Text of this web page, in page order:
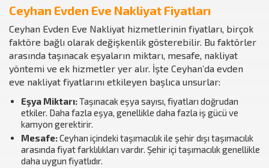
Ceyhan Evden Eve Nakliyat Fiyatları
Ceyhan Evden Eve Nakliyat hizmetlerinin fiyatları, birçok
faktöre bağlı olarak değişkenlik gösterebilir. Bu faktörler
arasında taşınacak eşyaların miktarı, mesafe, nakliyat
yöntemi ve ek hizmetler yer alır. İşte Ceyhan’da evden
eve nakliyat fiyatlarını etkileyen başlıca unsurlar:
Eşya Miktarı:Taşınacak eşya sayısı, fiyatları doğrudan
etkiler. Daha fazla eşya, genellikle daha fazla iş gücü ve
kamyon gerektirir.
Mesafe:Ceyhan içindeki taşımacılık ile şehir dışı taşımacılık
arasında fiyat farklılıkları vardır. Şehir içi taşımacılık genellikle
daha uygun fiyatlıdır.